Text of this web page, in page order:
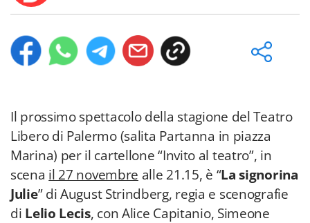
Il prossimo spettacolo della stagione del Teatro
Libero di Palermo (salita Partanna in piazza
Marina) per il cartellone “Invito al teatro”, in
scena il 27 novembre alle 21.15, è “La signorina
Julie” di August Strindberg, regia e scenografie
di Lelio Lecis, con Alice Capitanio, Simeone